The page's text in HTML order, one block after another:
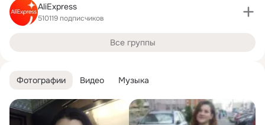
Фотографии Видео Музыка
AliExpress
510119 подписчиков
Все группы